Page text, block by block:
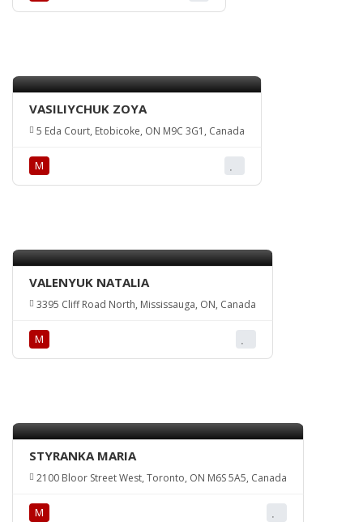
VASILIYCHUK ZOYA
5 Eda Court, Etobicoke, ON M9C 3G1, Canada
М
VALENYUK NATALIA
3395 Cliff Road North, Mississauga, ON, Canada
М
STYRANKA MARIA
2100 Bloor Street West, Toronto, ON M6S 5A5, Canada
М